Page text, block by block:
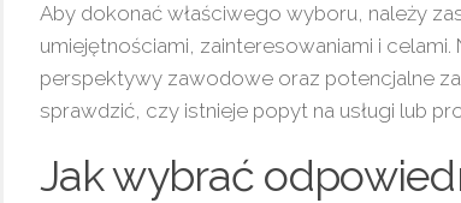
Aby dokonać właściwego wyboru, należy
umiejętnościami, zainteresowaniami i
perspektywy zawodowe oraz potencjalne
sprawdzić, czy istnieje popyt na usługi lub
Jak wybrać